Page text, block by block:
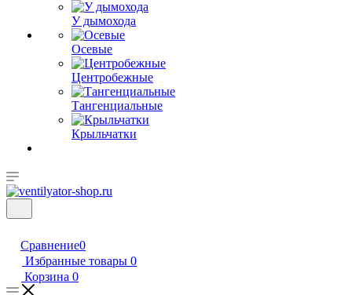
У дымохода
Осевые
Центробежные
Тангенциальные
Крыльчатки
Сравнение0
Избранные товары 0
Корзина 0